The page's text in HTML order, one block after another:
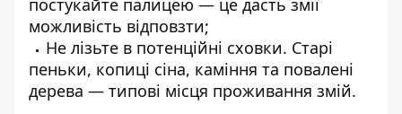
постукайте палицею — це дасть змії
можливість відповзти;
Не лізьте в потенційні сховки. Старі
пеньки, копиці сіна, каміння та повалені
дерева — типові місця проживання змій.